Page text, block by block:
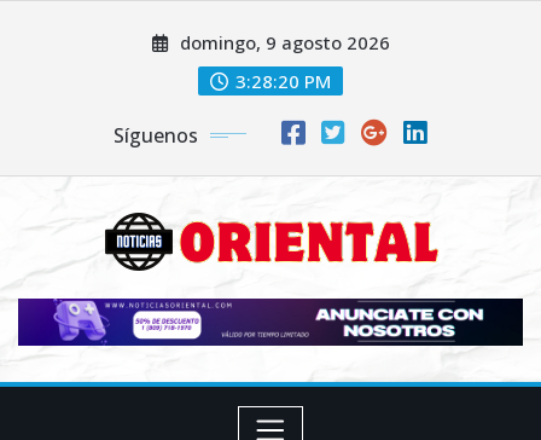
domingo, 9 agosto 2026
3:28:21 PM
Síguenos